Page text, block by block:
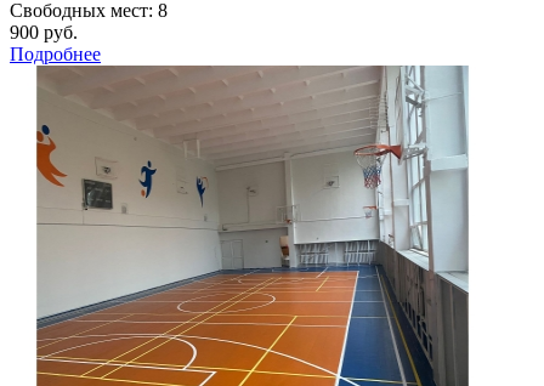
Свободных мест: 8
900 руб.
Подробнее